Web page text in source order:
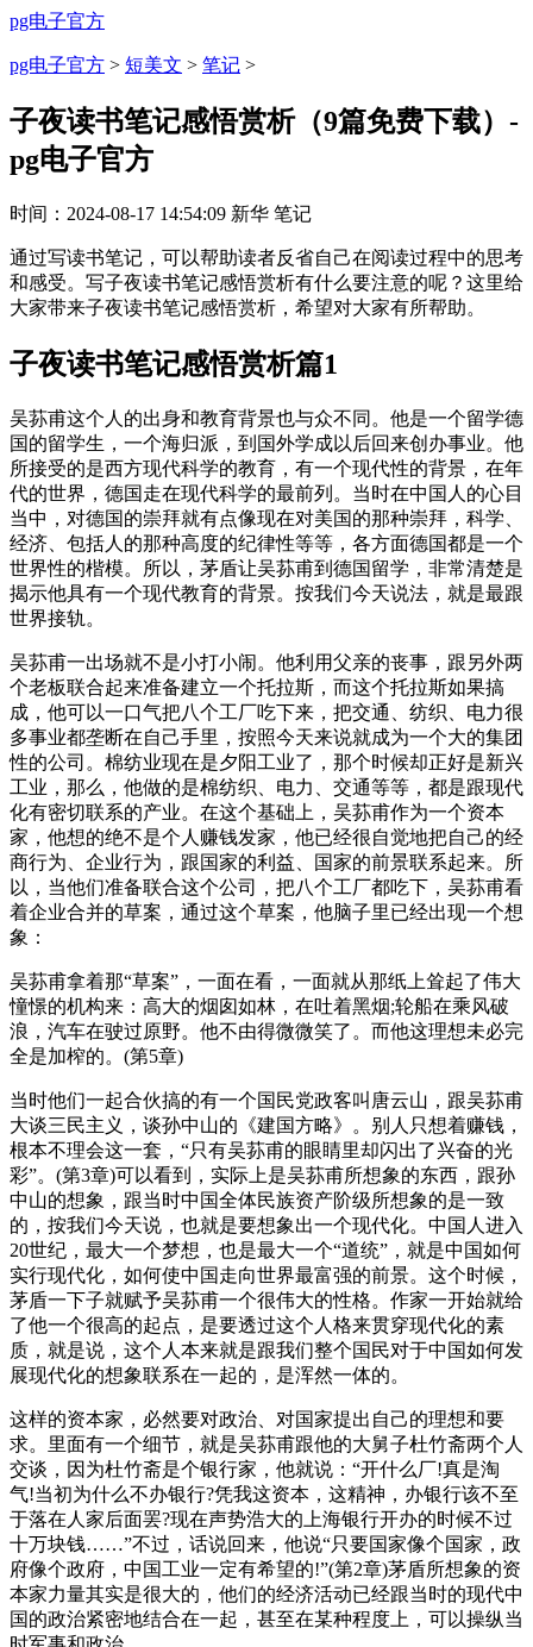
pg电子官方
pg电子官方 > 短美文 > 笔记 >
子夜读书笔记感悟赏析（9篇免费下载）-
pg电子官方
时间： 2024-08-17 14:54:09 新华 笔记
通过写读书笔记，可以帮助读者反省自己在阅读过程中的思考
和感受。写子夜读书笔记感悟赏析有什么要注意的呢？这里给
大家带来子夜读书笔记感悟赏析，希望对大家有所帮助。
子夜读书笔记感悟赏析篇1
吴荪甫这个人的出身和教育背景也与众不同。他是一个留学德
国的留学生，一个海归派，到国外学成以后回来创办事业。他
所接受的是西方现代科学的教育，有一个现代性的背景，在年
代的世界，德国走在现代科学的最前列。当时在中国人的心目
当中，对德国的崇拜就有点像现在对美国的那种崇拜，科学、
经济、包括人的那种高度的纪律性等等，各方面德国都是一个
世界性的楷模。所以，茅盾让吴荪甫到德国留学，非常清楚是
揭示他具有一个现代教育的背景。按我们今天说法，就是最跟
世界接轨。
吴荪甫一出场就不是小打小闹。他利用父亲的丧事，跟另外两
个老板联合起来准备建立一个托拉斯，而这个托拉斯如果搞
成，他可以一口气把八个工厂吃下来，把交通、纺织、电力很
多事业都垄断在自己手里，按照今天来说就成为一个大的集团
性的公司。棉纺业现在是夕阳工业了，那个时候却正好是新兴
工业，那么，他做的是棉纺织、电力、交通等等，都是跟现代
化有密切联系的产业。在这个基础上，吴荪甫作为一个资本
家，他想的绝不是个人赚钱发家，他已经很自觉地把自己的经
商行为、企业行为，跟国家的利益、国家的前景联系起来。所
以，当他们准备联合这个公司，把八个工厂都吃下，吴荪甫看
着企业合并的草案，通过这个草案，他脑子里已经出现一个想
象：
吴荪甫拿着那“草案”，一面在看，一面就从那纸上耸起了伟大
憧憬的机构来：高大的烟囱如林，在吐着黑烟;轮船在乘风破
浪，汽车在驶过原野。他不由得微微笑了。而他这理想未必完
全是加榨的。(第5章)
当时他们一起合伙搞的有一个国民党政客叫唐云山，跟吴荪甫
大谈三民主义，谈孙中山的《建国方略》。别人只想着赚钱，
根本不理会这一套，“只有吴荪甫的眼睛里却闪出了兴奋的光
彩”。(第3章)可以看到，实际上是吴荪甫所想象的东西，跟孙
中山的想象，跟当时中国全体民族资产阶级所想象的是一致
的，按我们今天说，也就是要想象出一个现代化。中国人进入
20世纪，最大一个梦想，也是最大一个“道统”，就是中国如何
实行现代化，如何使中国走向世界最富强的前景。这个时候，
茅盾一下子就赋予吴荪甫一个很伟大的性格。作家一开始就给
了他一个很高的起点，是要透过这个人格来贯穿现代化的素
质，就是说，这个人本来就是跟我们整个国民对于中国如何发
展现代化的想象联系在一起的，是浑然一体的。
这样的资本家，必然要对政治、对国家提出自己的理想和要
求。里面有一个细节，就是吴荪甫跟他的大舅子杜竹斋两个人
交谈，因为杜竹斋是个银行家，他就说：“开什么厂!真是淘
气!当初为什么不办银行?凭我这资本，这精神，办银行该不至
于落在人家后面罢?现在声势浩大的上海银行开办的时候不过
十万块钱……”不过，话说回来，他说“只要国家像个国家，政
府像个政府，中国工业一定有希望的!”(第2章)茅盾所想象的资
本家力量其实是很大的，他们的经济活动已经跟当时的现代中
国的政治紧密地结合在一起，甚至在某种程度上，可以操纵当